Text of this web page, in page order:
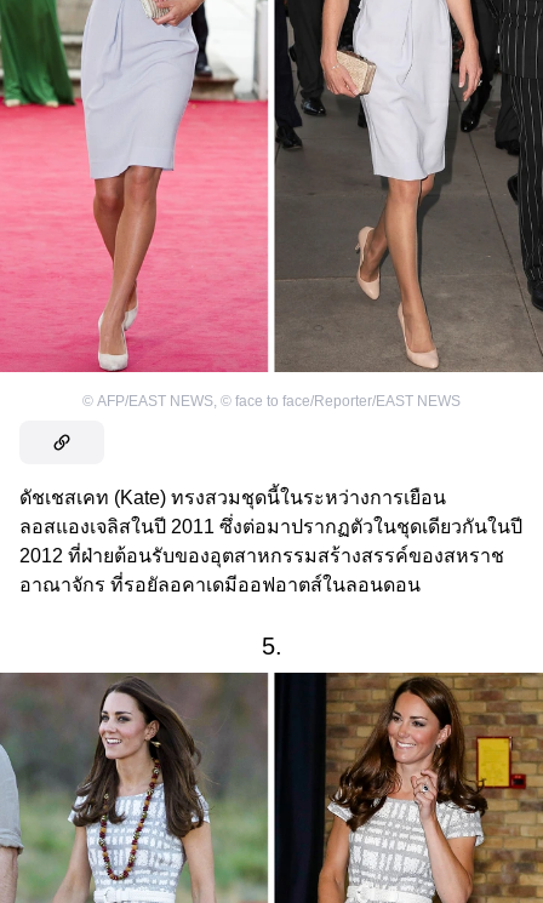
© AFP/EAST NEWS © face to face/Reporter/EAST NEWS
ดัชเชสเคท (Kate) ทรงสวมชุดนี้ในระหว่างการเยือน
ลอสแองเจลิสในปี 2011 ซึ่งต่อมาปรากฏตัวในชุดเดียวกันในปี
2012 ที่ฝ่ายต้อนรับของอุตสาหกรรมสร้างสรรค์ของสหราช
อาณาจักร ที่รอยัลอคาเดมีออฟอาตส์ในลอนดอน
5.